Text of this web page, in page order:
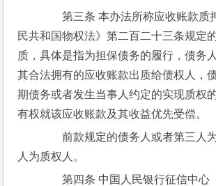
第三条 本办法所称应收账款质
民共和国物权法》第二百二十三条规定
质，具体是指为担保债务的履行，债务
其合法拥有的应收账款出质给债权人，
期债务或者发生当事人约定的实现质权
有权就该应收账款及其收益优先受偿。
前款规定的债务人或者第三人
人为质权人。
第四条 中国人民银行征信中心